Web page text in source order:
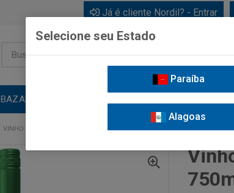
Já é cliente Nordil? - Entrar
BAZAR
VINHO ADEGA DO VALE BRANCO SUAVE 750ML
Selecione seu Estado
Paraíba
Alagoas